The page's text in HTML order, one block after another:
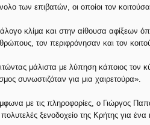
των επιβατών, οι οποίοι τον
κλίμα και στην αίθουσα αφίξεων
τον περιφρόνησαν και τον
μάλιστα με λύπηση κάποιος τον
συνωστιζόταν για μια χαιρετούρα».
με τις πληροφορίες, ο Γιώργος
ξενοδοχείο της Κρήτης για